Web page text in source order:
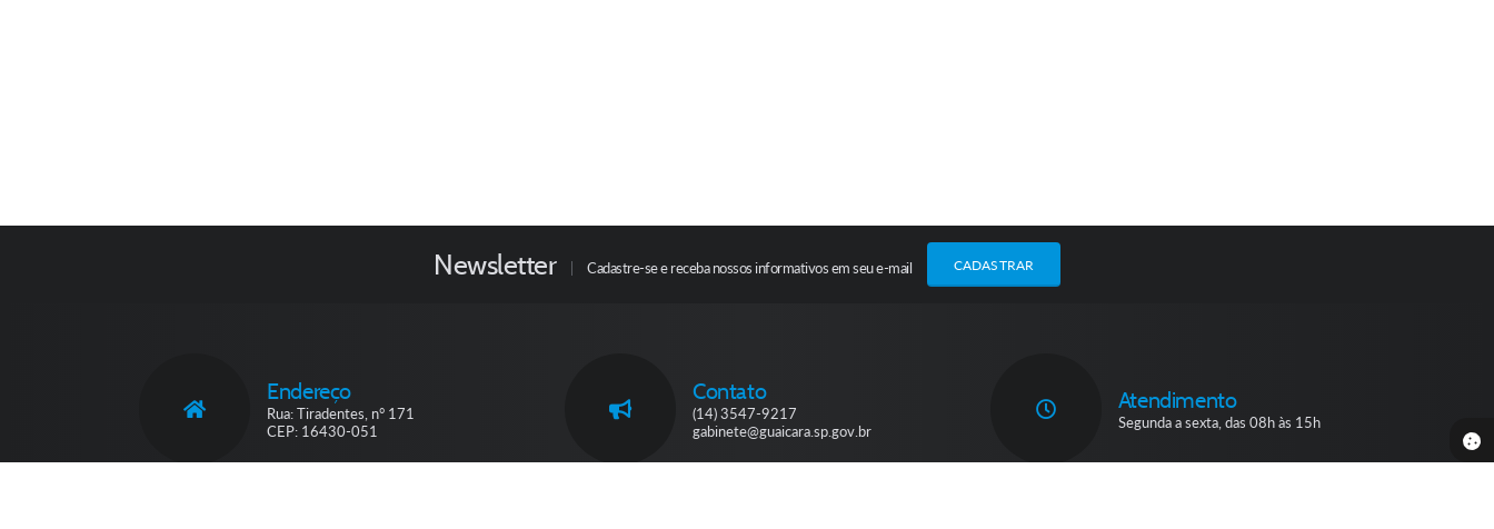
Newsletter Cadastre-se e receba nossos informativos em seu e-mail CADASTRAR
Endereço
Rua: Tiradentes, n° 171
CEP: 16430-051
Contato
(14) 3547-9217
gabinete@guaicara.sp.gov.br
Atendimento
Segunda a sexta, das 08h às 15h